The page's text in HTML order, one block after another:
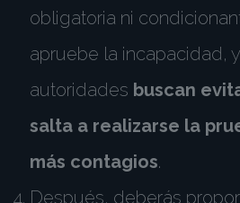
obligatoria ni
apruebe la incapacidad,
autoridades buscan
salta a realizarse la
más contagios.
Después, deberás